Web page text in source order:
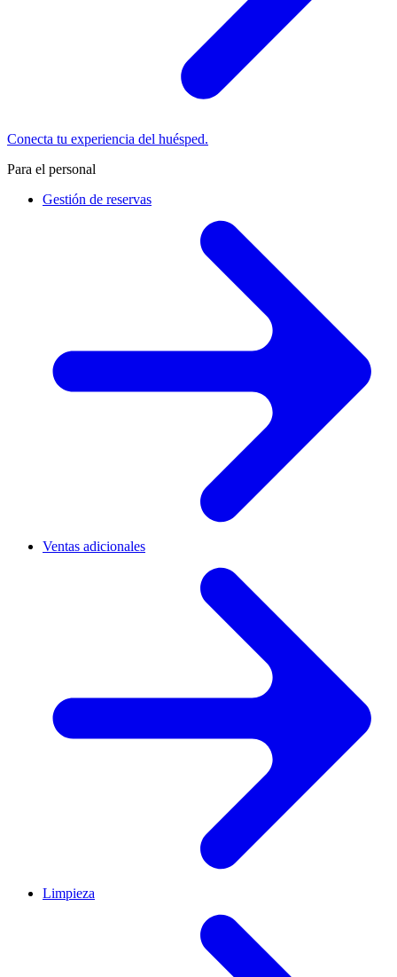
Conecta tu experiencia del huésped.
Para el personal
Gestión de reservas
Ventas adicionales
Limpieza